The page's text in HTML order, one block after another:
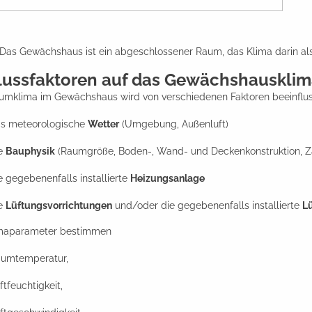
Gewächshaus ist ein abgeschlossener Raum, das Klima darin
auf das
im Gewächshaus wird von verschiedenen Faktoren
meteorologische Wetter(Umgebung, Außenluft)
Bauphysik (Raumgröße, Boden-, Wand- und Deckenkonstruktion,
gegebenenfalls installierte Heizungsanlage
Lüftungsvorrichtungen und/oder die gegebenenfalls installierte
bestimmen